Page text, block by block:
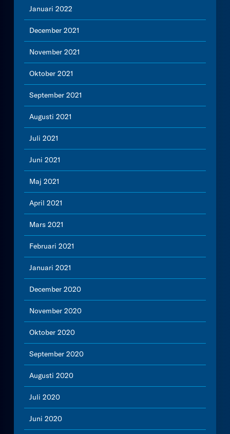
Januari 2022
December 2021
November 2021
Oktober 2021
September 2021
Augusti 2021
Juli 2021
Juni 2021
Maj 2021
April 2021
Mars 2021
Februari 2021
Januari 2021
December 2020
November 2020
Oktober 2020
September 2020
Augusti 2020
Juli 2020
Juni 2020